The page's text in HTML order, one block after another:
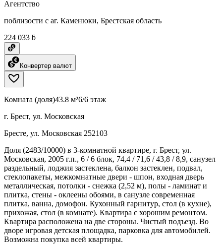
Агентство
поблизости с аг. Каменюки, Брестская область
224 033 ƃ
Конвертер валют
Комната (доля)43.8 м²6/6 этаж
г. Брест, ул. Московская
Бресте, ул. Московская 252103
Доля (2483/10000) в 3-комнатной квартире, г. Брест, ул.
Московская, 2005 г.п., 6 / 6 блок, 74,4 / 71,6 / 43,8 / 8,9, санузел
раздельный, лоджия застеклена, балкон застеклен, подвал,
стеклопакеты, межкомнатные двери - шпон, входная дверь
металлическая, потолки - снежка (2,52 м), полы - ламинат и
плитка, стены - оклеены обоями, в санузле современная
плитка, ванна, домофон. Кухонный гарнитур, стол (в кухне),
прихожая, стол (в комнате). Квартира с хорошим ремонтом.
Квартира расположена на две стороны. Чистый подъезд. Во
дворе игровая детская площадка, парковка для автомобилей.
Возможна покупка всей квартиры.